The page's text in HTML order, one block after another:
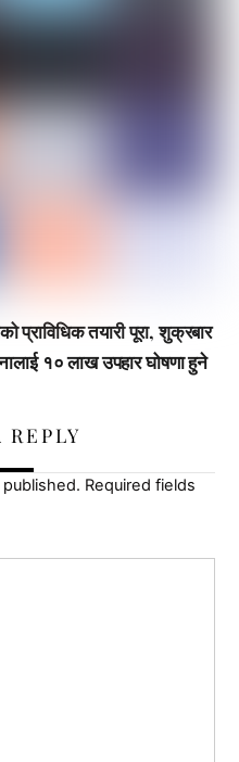
प्राविधिक तयारी पूरा, शुक्रबार
१० लाख उपहार घोषणा हुने
REPLY
Required fields